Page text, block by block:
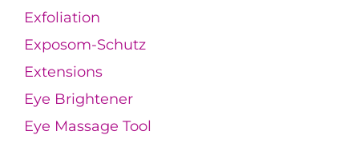
Exfoliation
Exposom-Schutz
Extensions
Eye Brightener
Eye Massage Tool